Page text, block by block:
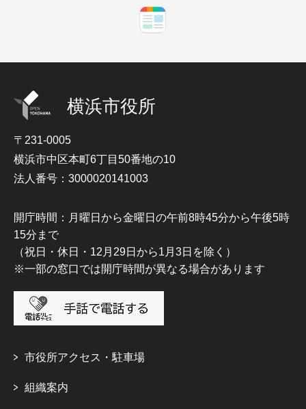
横浜市役所
〒231-0005
横浜市中区本町6丁目50番地の10
法人番号：3000020141003
開庁時間：月曜日から金曜日の午前8時45分から午後5時
15分まで
（祝日・休日・12月29日から1月3日を除く）
※一部の窓口では開庁時間が異なる場合があります
市役所アクセス・駐車場
組織案内